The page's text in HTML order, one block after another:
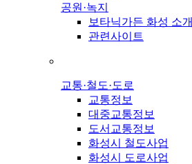
공원·녹지
보타닉가든 화성 소개
관련사이트
교통·철도·도로
교통정보
대중교통정보
도서교통정보
화성시 철도사업
화성시 도로사업